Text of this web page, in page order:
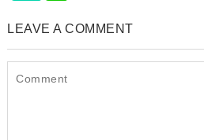
LEAVE A COMMENT